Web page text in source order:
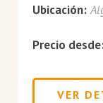
Ubicación:
Precio
VER